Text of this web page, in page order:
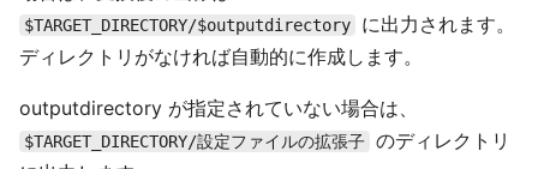
$TARGET_DIRECTORY/$outputdirectory
に出力されます。
ディレクトリがなければ自動的に作成します。
outputdirectory が指定されていない場合は、
$TARGET_DIRECTORY/設定ファイルの拡張子 のディレクトリ